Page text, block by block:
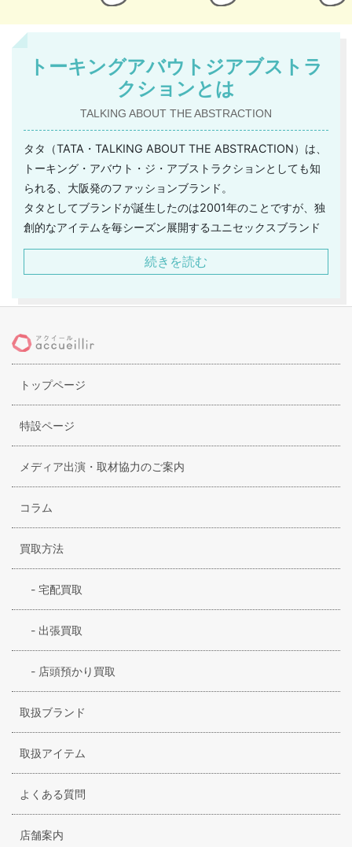
トーキングアバウトジアブストラ
クションとは
TALKING ABOUT THE ABSTRACTION
タタ（TATA・TALKING ABOUT THE ABSTRACTION）は、
トーキング・アバウト・ジ・アブストラクションとしても知
られる、大阪発のファッションブランド。
タタとしてブランドが誕生したのは2001年のことですが、独
創的なアイテムを毎シーズン展開するユニセックスブランド
として人気を集めています。
デザイナーの市原直紀（Naoki Ichihara）がこだわるのは、
価値観を提供すること。
印象のコレクションですが、デザイナーの考えるライフスタ
イルの中のファッションというものが占める価値、自由でい
ることの力強さを感じることができます。
タタでは、ヴィンテージ調のアイテムやどこか異国情緒が漂
うアイテムなど、個性的なアイテムが揃います。
続きを読む
トップページ
特設ページ
メディア出演・取材協力のご案内
コラム
買取方法
- 宅配買取
- 出張買取
- 店頭預かり買取
取扱ブランド
取扱アイテム
よくある質問
店舗案内